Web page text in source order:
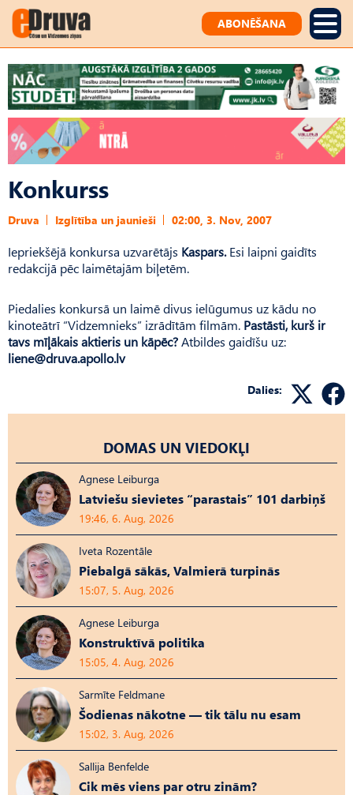
ABONĒŠANA
Konkurss
Druva Izglītība un jaunieši 02:00, 3. Nov, 2007
Iepriekšējā konkursa uzvarētājs Kaspars.Esi laipni gaidīts
redakcijā pēc laimētajām biļetēm.
Piedalies konkursā un laimē divus ielūgumus uz kādu no
kinoteātrī “Vidzemnieks” izrādītām filmām. Pastāsti, kurš ir
tavs mīļākais aktieris un kāpēc?Atbildes gaidīšu uz:
liene@druva.apollo.lv
Dalies:
DOMAS UN VIEDOKĻI
Agnese Leiburga
Latviešu sievietes “parastais” 101 darbiņš
19:46, 6. Aug, 2026
Iveta Rozentāle
Piebalgā sākās, Valmierā turpinās
15:07, 5. Aug, 2026
Agnese Leiburga
Konstruktīvā politika
15:05, 4. Aug, 2026
Sarmīte Feldmane
Šodienas nākotne — tik tālu nu esam
15:02, 3. Aug, 2026
Sallija Benfelde
Cik mēs viens par otru zinām?